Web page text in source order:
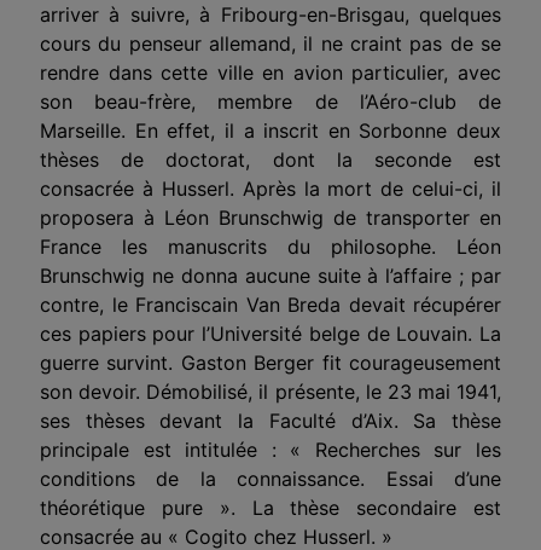
arriver à suivre, à Fribourg-en-Brisgau, quelques
cours du penseur allemand, il ne craint pas de se
rendre dans cette ville en avion particulier, avec
son beau-frère, membre de l’Aéro-club de
Marseille. En effet, il a inscrit en Sorbonne deux
thèses de doctorat, dont la seconde est
consacrée à Husserl. Après la mort de celui-ci, il
proposera à Léon Brunschwig de transporter en
France les manuscrits du philosophe. Léon
Brunschwig ne donna aucune suite à l’affaire ; par
contre, le Franciscain Van Breda devait récupérer
ces papiers pour l’Université belge de Louvain. La
guerre survint. Gaston Berger fit courageusement
son devoir. Démobilisé, il présente, le 23 mai 1941,
ses thèses devant la Faculté d’Aix. Sa thèse
principale est intitulée : « Recherches sur les
conditions de la connaissance. Essai d’une
théorétique pure ». La thèse secondaire est
consacrée au « Cogito chez Husserl. »